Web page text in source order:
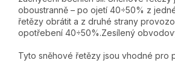
oboustranně – po ojetí 40÷50% z
řetězy obrátit a z druhé strany
opotřebení 40÷50%.Zesílený
Tyto sněhové řetězy jsou vhodné pro